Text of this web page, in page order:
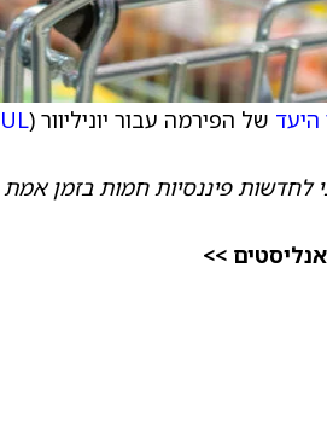
היעד של הפירמה עבור יוניליוור (UL
לחדשות פיננסיות חמות בזמן
>>